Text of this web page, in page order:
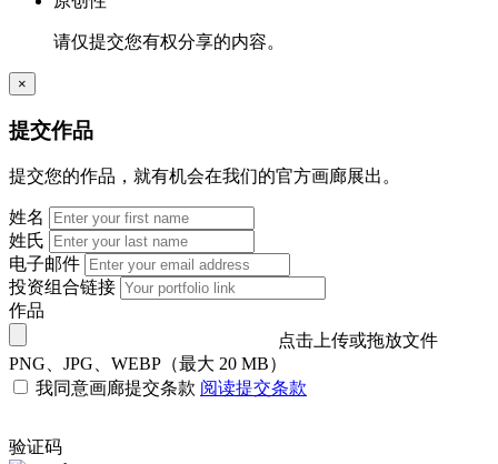
请仅提交您有权分享的内容。
×
提交作品
提交您的作品，就有机会在我们的官方画廊展出。
姓名
姓氏
电子邮件
投资组合链接
作品
点击上传或拖放文件
PNG、JPG、WEBP（最大 20 MB）
我同意画廊提交条款 阅读提交条款
验证码